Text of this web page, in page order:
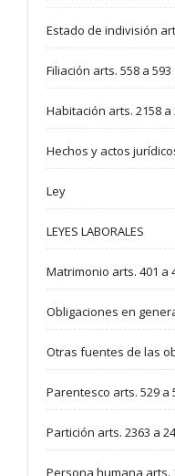
Estado de indivisión
Filiación arts. 558 a 593
Habitación arts. 2158 a
Hechos y actos
Ley
LEYES LABORALES
Matrimonio arts. 401 a
Obligaciones en
Otras fuentes de las
Parentesco arts. 529 a
Partición arts. 2363 a